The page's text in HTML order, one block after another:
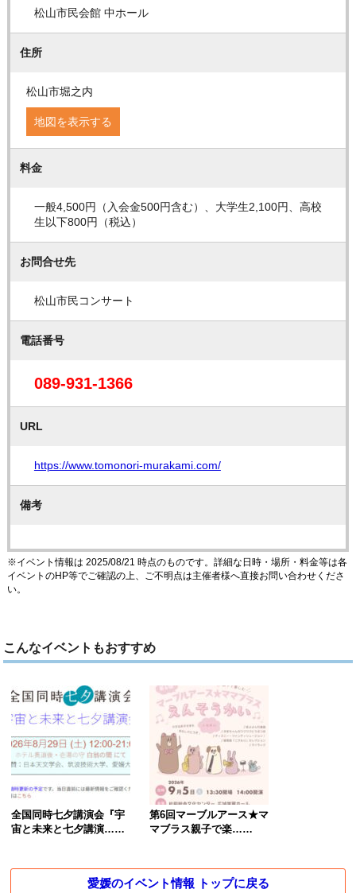
松山市民会館 中ホール
住所
松山市堀之内
地図を表示する
料金
一般4,500円（入会金500円含む）、大学生2,100円、高校
生以下800円（税込）
お問合せ先
松山市民コンサート
電話番号
089-931-1366
URL
https://www.tomonori-murakami.com/
備考
※イベント情報は 2025/08/21 時点のものです。詳細な日時・場所・料金等は各
イベントのHP等でご確認の上、ご不明点は主催者様へ直接お問い合わせくださ
い。
こんなイベントもおすすめ
全国同時七夕講演会『宇
宙と未来と七夕講演……
第6回マーブルアース★マ
マブラス親子で楽……
愛媛のイベント情報 トップに戻る